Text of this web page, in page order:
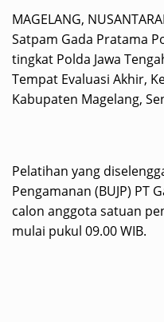
MAGELANG,
Satpam Gada Pratama
tingkat Polda Jawa
Tempat Evaluasi Akhir,
Kabupaten Magelang,
Pelatihan yang
Pengamanan (BUJP) PT
calon anggota satuan
mulai pukul 09.00 WIB.